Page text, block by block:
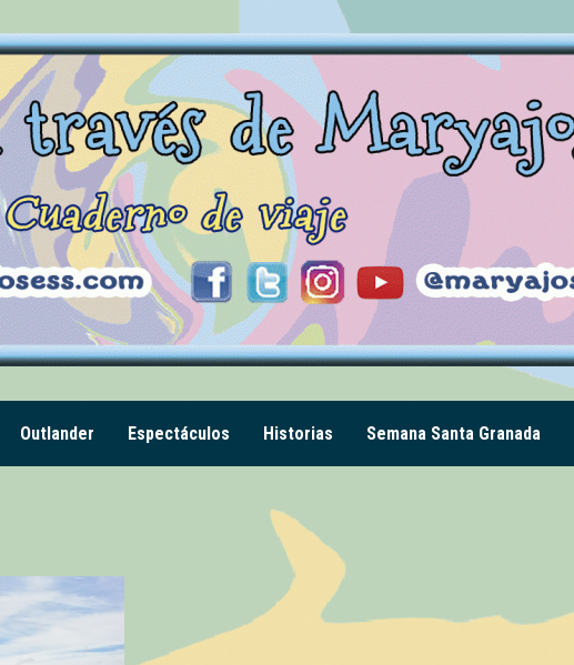
Outlander Espectáculos Historias Semana Santa Granada